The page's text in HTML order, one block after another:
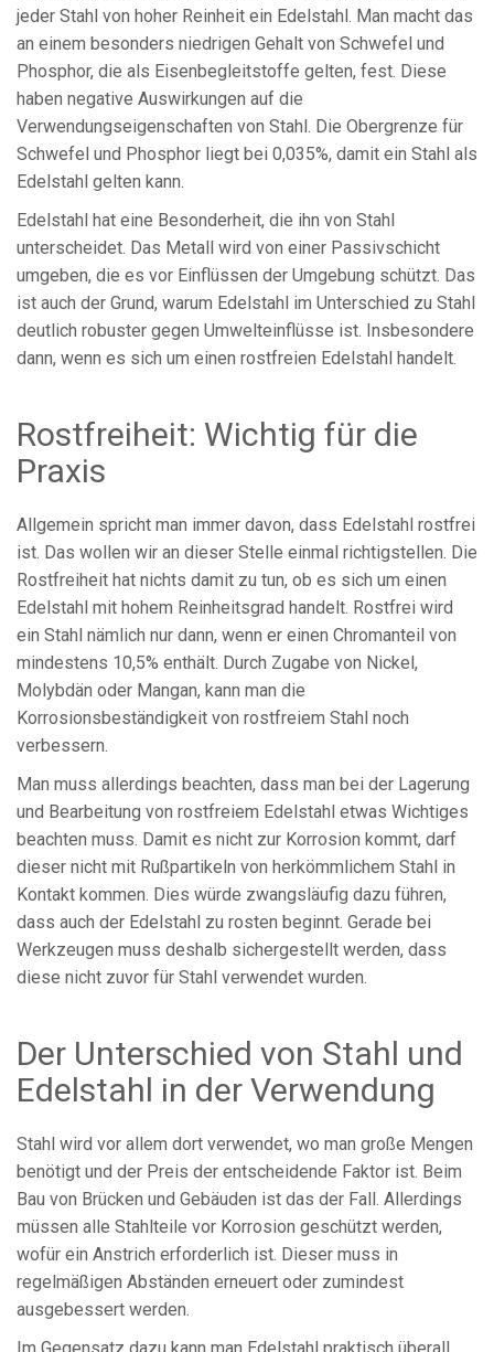
jeder Stahl von hoher Reinheit ein Edelstahl. Man macht das
an einem besonders niedrigen Gehalt von Schwefel und
Phosphor, die als Eisenbegleitstoffe gelten, fest. Diese
haben negative Auswirkungen auf die
Verwendungseigenschaften von Stahl. Die Obergrenze für
Schwefel und Phosphor liegt bei 0,035%, damit ein Stahl als
Edelstahl gelten kann.
Edelstahl hat eine Besonderheit, die ihn von Stahl
unterscheidet. Das Metall wird von einer Passivschicht
umgeben, die es vor Einflüssen der Umgebung schützt. Das
ist auch der Grund, warum Edelstahl im Unterschied zu Stahl
deutlich robuster gegen Umwelteinflüsse ist. Insbesondere
dann, wenn es sich um einen rostfreien Edelstahl handelt.
Rostfreiheit: Wichtig für die
Praxis
Allgemein spricht man immer davon, dass Edelstahl rostfrei
ist. Das wollen wir an dieser Stelle einmal richtigstellen. Die
Rostfreiheit hat nichts damit zu tun, ob es sich um einen
Edelstahl mit hohem Reinheitsgrad handelt. Rostfrei wird
ein Stahl nämlich nur dann, wenn er einen Chromanteil von
mindestens 10,5% enthält. Durch Zugabe von Nickel,
Molybdän oder Mangan, kann man die
Korrosionsbeständigkeit von rostfreiem Stahl noch
verbessern.
Man muss allerdings beachten, dass man bei der Lagerung
und Bearbeitung von rostfreiem Edelstahl etwas Wichtiges
beachten muss. Damit es nicht zur Korrosion kommt, darf
dieser nicht mit Rußpartikeln von herkömmlichem Stahl in
Kontakt kommen. Dies würde zwangsläufig dazu führen,
dass auch der Edelstahl zu rosten beginnt. Gerade bei
Werkzeugen muss deshalb sichergestellt werden, dass
diese nicht zuvor für Stahl verwendet wurden.
Der Unterschied von Stahl und
Edelstahl in der Verwendung
Stahl wird vor allem dort verwendet, wo man große Mengen
benötigt und der Preis der entscheidende Faktor ist. Beim
Bau von Brücken und Gebäuden ist das der Fall. Allerdings
müssen alle Stahlteile vor Korrosion geschützt werden,
wofür ein Anstrich erforderlich ist. Dieser muss in
regelmäßigen Abständen erneuert oder zumindest
ausgebessert werden.